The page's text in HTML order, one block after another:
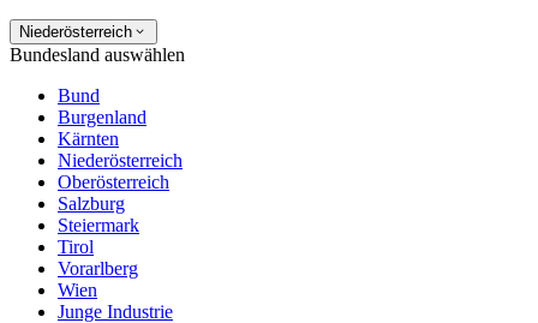
Niederösterreich
Bundesland auswählen
Bund
Burgenland
Kärnten
Niederösterreich
Oberösterreich
Salzburg
Steiermark
Tirol
Vorarlberg
Wien
Junge Industrie